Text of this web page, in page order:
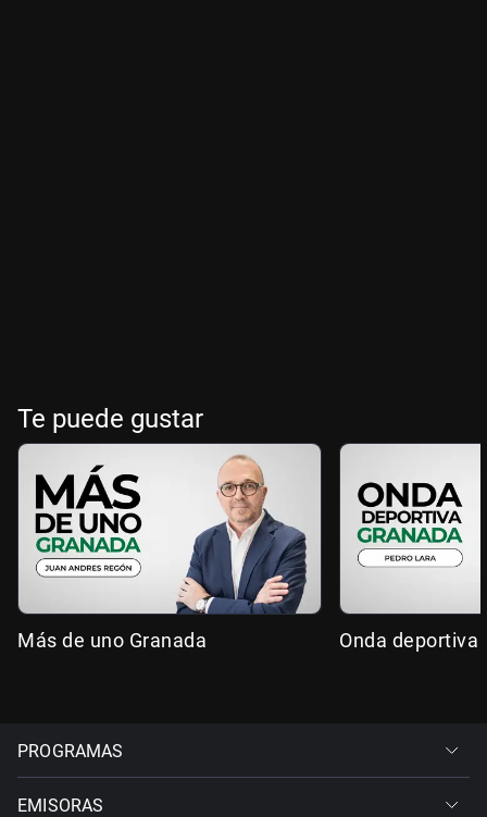
Te puede gustar
Más de uno Granada Onda deportiva
PROGRAMAS
EMISORAS